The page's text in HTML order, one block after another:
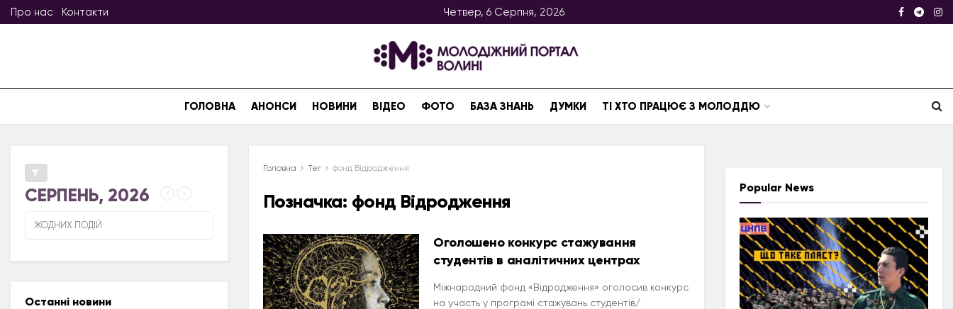
Про нас Контакти Четвер, 6 Серпня, 2026
ГОЛОВНА АНОНСИ НОВИНИ ВІДЕО ФОТО БАЗА ЗНАНЬ ДУМКИ ТІ ХТО ПРАЦЮЄ З МОЛОДДЮ
Головна Тег фонд Відродження
Позначка: фонд Відродження
Оголошено конкурс стажування
студентів в аналітичних центрах
Міжнародний фонд «Відродження» оголосив конкурс
на участь у програмі стажувань студентів/
СЕРПЕНЬ, 2026
ЖОДНИХ ПОДІЙ
Останні новини
Popular News